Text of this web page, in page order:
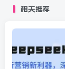
相关推荐